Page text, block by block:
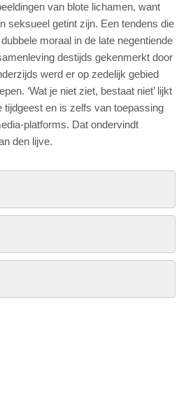
van blote lichamen, want
seksueel getint zijn. Een tendens die
moraal in de late negentiende
destijds gekenmerkt door
werd er op zedelijk gebied
‘Wat je niet ziet, bestaat niet’ lijkt
tijdgeest en is zelfs van toepassing
platforms. Dat ondervindt
den lijve.